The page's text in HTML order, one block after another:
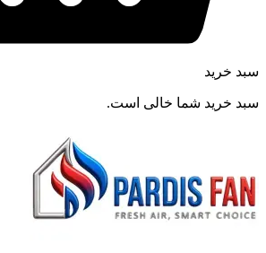
سبد خرید
سبد خرید شما خالی است.